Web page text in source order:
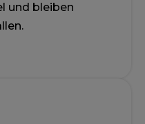
und bleiben